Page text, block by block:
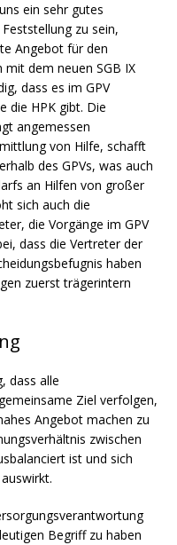
ein sehr gutes
zu sein,
Angebot für den
dem neuen SGB IX
dass es im GPV
die HPK gibt. Die
angemessen
von Hilfe, schafft
des GPVs, was auch
an Hilfen von großer
sich auch die
die Vorgänge im GPV
dass die Vertreter der
haben
zuerst trägerintern
dass alle
Ziel verfolgen,
Angebot machen zu
zwischen
ist und sich
Begriff zu haben